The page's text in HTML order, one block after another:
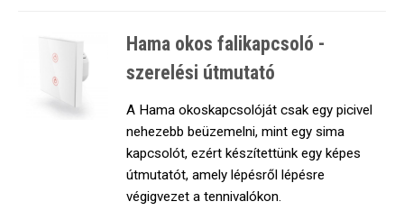
Hama okos falikapcsoló -
szerelési útmutató
A Hama okoskapcsolóját csak egy picivel
nehezebb beüzemelni, mint egy sima
kapcsolót, ezért készítettünk egy képes
útmutatót, amely lépésről lépésre
végigvezet a tennivalókon.